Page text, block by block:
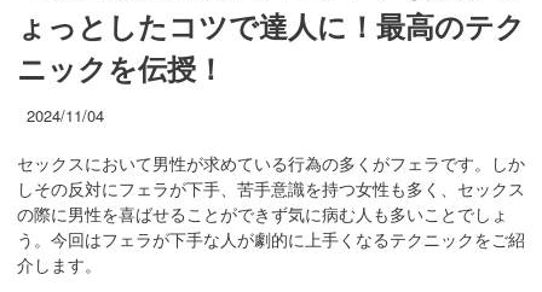
ょっとしたコツで達人に！最高のテク
ニックを伝授！
2024/11/04
セックスにおいて男性が求めている行為の多くがフェラです。しか
しその反対にフェラが下手、苦手意識を持つ女性も多く、セックス
の際に男性を喜ばせることができず気に病む人も多いことでしょ
う。今回はフェラが下手な人が劇的に上手くなるテクニックをご紹
介します。